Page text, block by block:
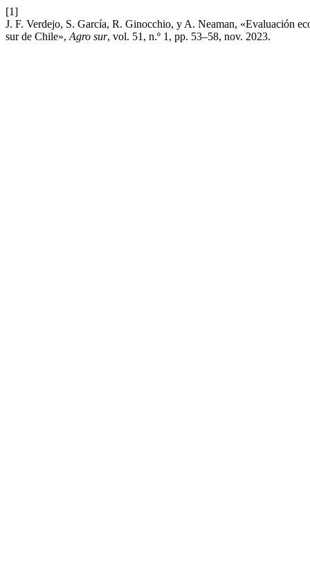
[1]
J. F. Verdejo, S. García, R. Ginocchio, y A. Neaman, «Evaluación
sur de Chile», Agro sur, vol. 51, n.º 1, pp. 53–58, nov. 2023.